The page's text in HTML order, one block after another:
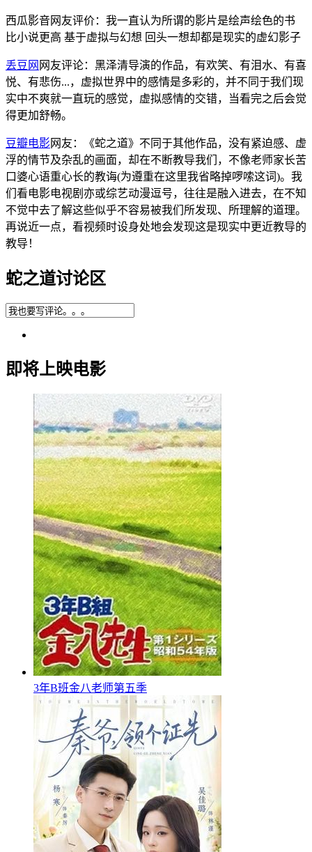
西瓜影音网友评价：我一直认为所谓的影片是绘声绘色的书
比小说更高 基于虚拟与幻想 回头一想却都是现实的虚幻影子
丢豆网 网友评论：黑泽清导演的作品，有欢笑、有泪水、有喜
悦、有悲伤...，虚拟世界中的感情是多彩的，并不同于我们现
实中不爽就一直玩的感觉，虚拟感情的交错，当看完之后会觉
得更加舒畅。
豆瓣电影网友：《蛇之道》不同于其他作品，没有紧迫感、虚
浮的情节及杂乱的画面，却在不断教导我们，不像老师家长苦
口婆心语重心长的教诲(为遵重在这里我省略掉啰嗦这词)。我
们看电影电视剧亦或综艺动漫逗号，往往是融入进去，在不知
不觉中去了解这些似乎不容易被我们所发现、所理解的道理。
再说近一点，看视频时设身处地会发现这是现实中更近教导的
教导！
蛇之道讨论区
即将上映电影
3年B班金八老师第五季